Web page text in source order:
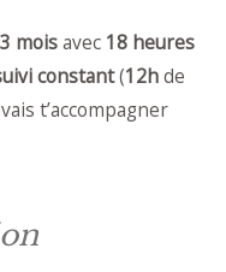
3 moisаvec 18 heures
constant(12hde
t’accompagner